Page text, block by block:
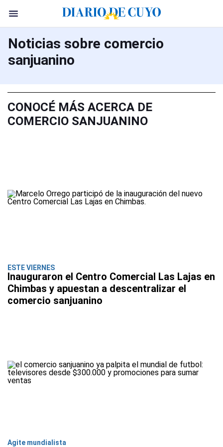
Noticias sobre comercio
sanjuanino
CONOCÉ MÁS ACERCA DE
COMERCIO SANJUANINO
ESTE VIERNES
Inauguraron el Centro Comercial Las Lajas en
Chimbas y apuestan a descentralizar el
comercio sanjuanino
Agite mundialista